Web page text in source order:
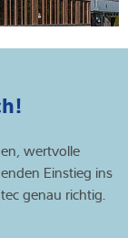
wertvolle
Einstieg ins
genau richtig.